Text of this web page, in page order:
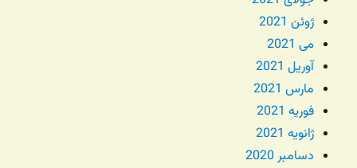
ژوئن 2021
می 2021
آوریل 2021
مارس 2021
فوریه 2021
ژانویه 2021
دسامبر 2020